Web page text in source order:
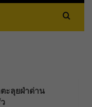
ะลุยฝ่าด่าน